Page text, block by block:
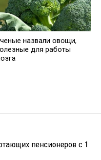
назвали овощи,
для работы
пенсионеров с 1